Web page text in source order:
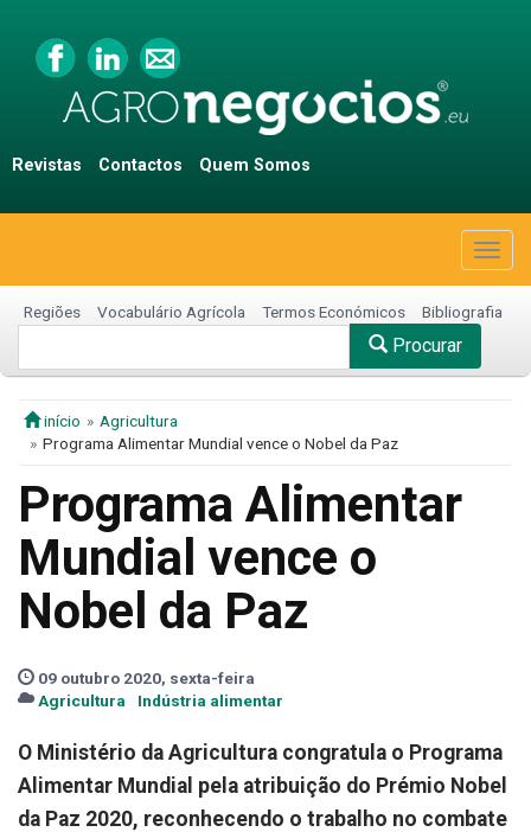
Revistas Contactos Quem Somos
Regiões Vocabulário Agrícola Termos Económicos Bibliografia
Procurar
início
Agricultura
Programa Alimentar Mundial vence o Nobel da Paz
Programa Alimentar
Mundial vence o
Nobel da Paz
09 outubro 2020, sexta-feira
Agricultura
Indústria alimentar
O Ministério da Agricultura congratula o Programa
Alimentar Mundial pela atribuição do Prémio Nobel
da Paz 2020, reconhecendo o trabalho no combate